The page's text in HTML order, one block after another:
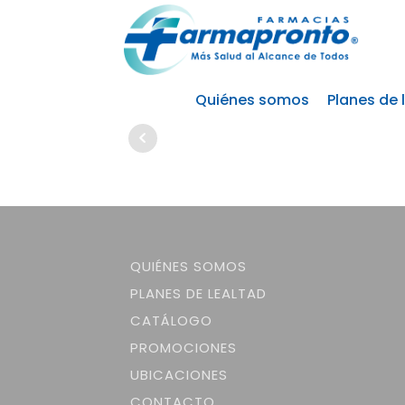
Quiénes somos Planes
QUIÉNES SOMOS
PLANES DE LEALTAD
CATÁLOGO
PROMOCIONES
UBICACIONES